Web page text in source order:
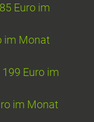
Euro im
im Monat
Euro im
im Monat